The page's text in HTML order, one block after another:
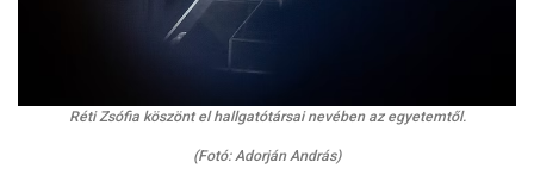
Réti Zsófia köszönt el hallgatótársai nevében az egyetemtől.
(Fotó: Adorján András)